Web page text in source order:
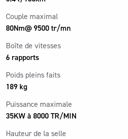
Couple maximal
80Nm@ 9500 tr/mn
Boîte de vitesses
6 rapports
Poids pleins faits
189 kg
Puissance maximale
35KW à 8000 TR/MIN
Hauteur de la selle